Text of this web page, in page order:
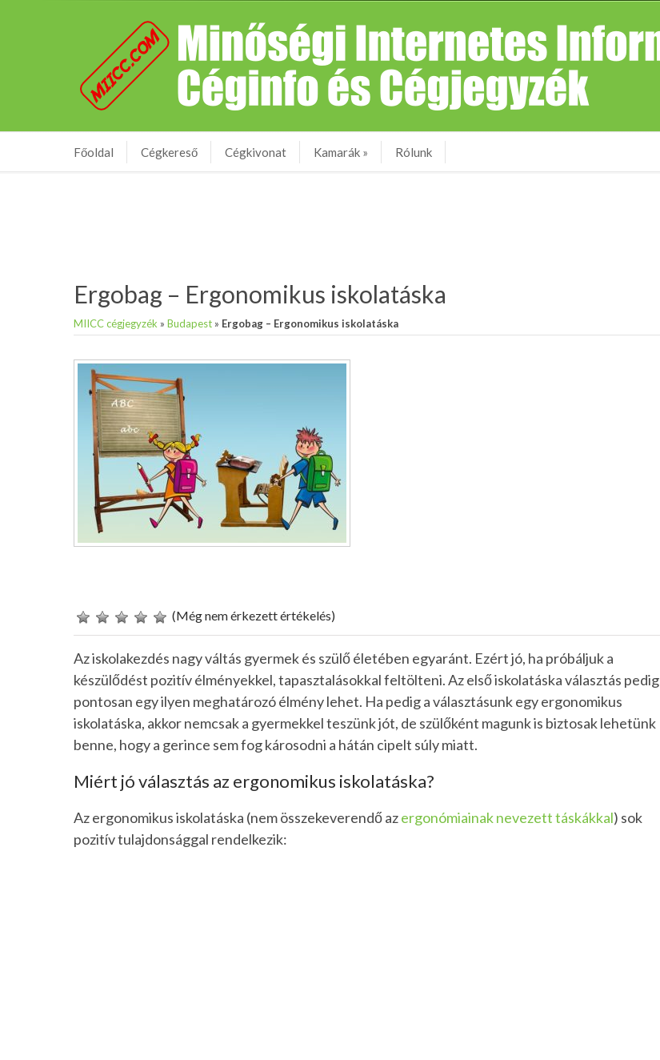
Főoldal Cégkereső Cégkivonat Kamarák » Rólunk
Ergobag – Ergonomikus iskolatáska
MIICC cégjegyzék » Budapest » Ergobag – Ergonomikus iskolatáska
(Még nem érkezett értékelés)
Az iskolakezdés nagy váltás gyermek és szülő életében egyaránt. Ezért jó, ha próbáljuk a
készülődést pozitív élményekkel, tapasztalásokkal feltölteni. Az első iskolatáska választás pedig
pontosan egy ilyen meghatározó élmény lehet. Ha pedig a választásunk egy ergonomikus
iskolatáska, akkor nemcsak a gyermekkel teszünk jót, de szülőként magunk is biztosak lehetünk
benne, hogy a gerince sem fog károsodni a hátán cipelt súly miatt.
Miért jó választás az ergonomikus iskolatáska?
Az ergonomikus iskolatáska (nem összekeverendő azergonómiainak nevezett táskákkal) sok
pozitív tulajdonsággal rendelkezik: